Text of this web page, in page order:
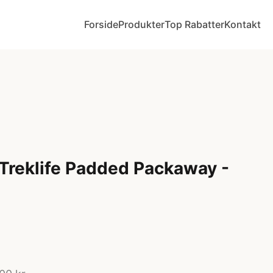
ForsideProdukterTop RabatterKontakt
Padded Packaway -